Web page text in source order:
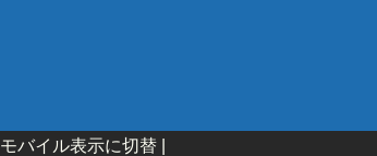
モバイル表示に切替